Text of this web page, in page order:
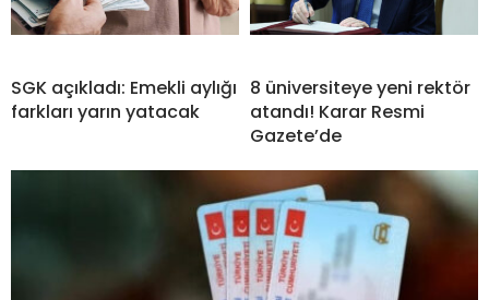
SGK açıkladı: Emekli aylığı
farkları yarın yatacak
8 üniversiteye yeni rektör
atandı! Karar Resmi
Gazete’de